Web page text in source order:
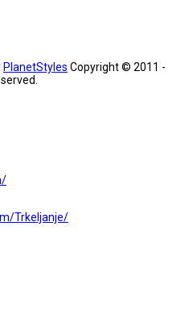
PlanetStyles Copyright © 2011 -
Trkeljanje/